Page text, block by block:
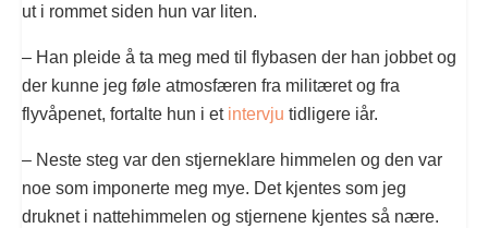
ut i rommet siden hun var liten.
– Han pleide å ta meg med til flybasen der han jobbet og
der kunne jeg føle atmosfæren fra militæret og fra
flyvåpenet, fortalte hun i et intervju tidligere iår.
– Neste steg var den stjerneklare himmelen og den var
noe som imponerte meg mye. Det kjentes som jeg
druknet i nattehimmelen og stjernene kjentes så nære.